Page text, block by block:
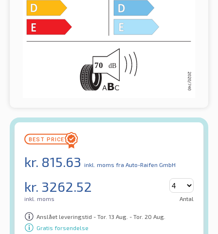
kr. 815.63 inkl. moms fra Auto-Raifen GmbH
kr. 3262.52
inkl. moms Antal
Anslået leveringstid - Tor. 13 Aug. - Tor. 20 Aug.
Gratis forsendelse